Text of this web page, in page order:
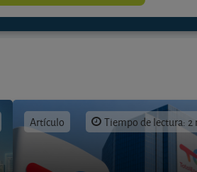
Artículo Tiempo de lectura: 2